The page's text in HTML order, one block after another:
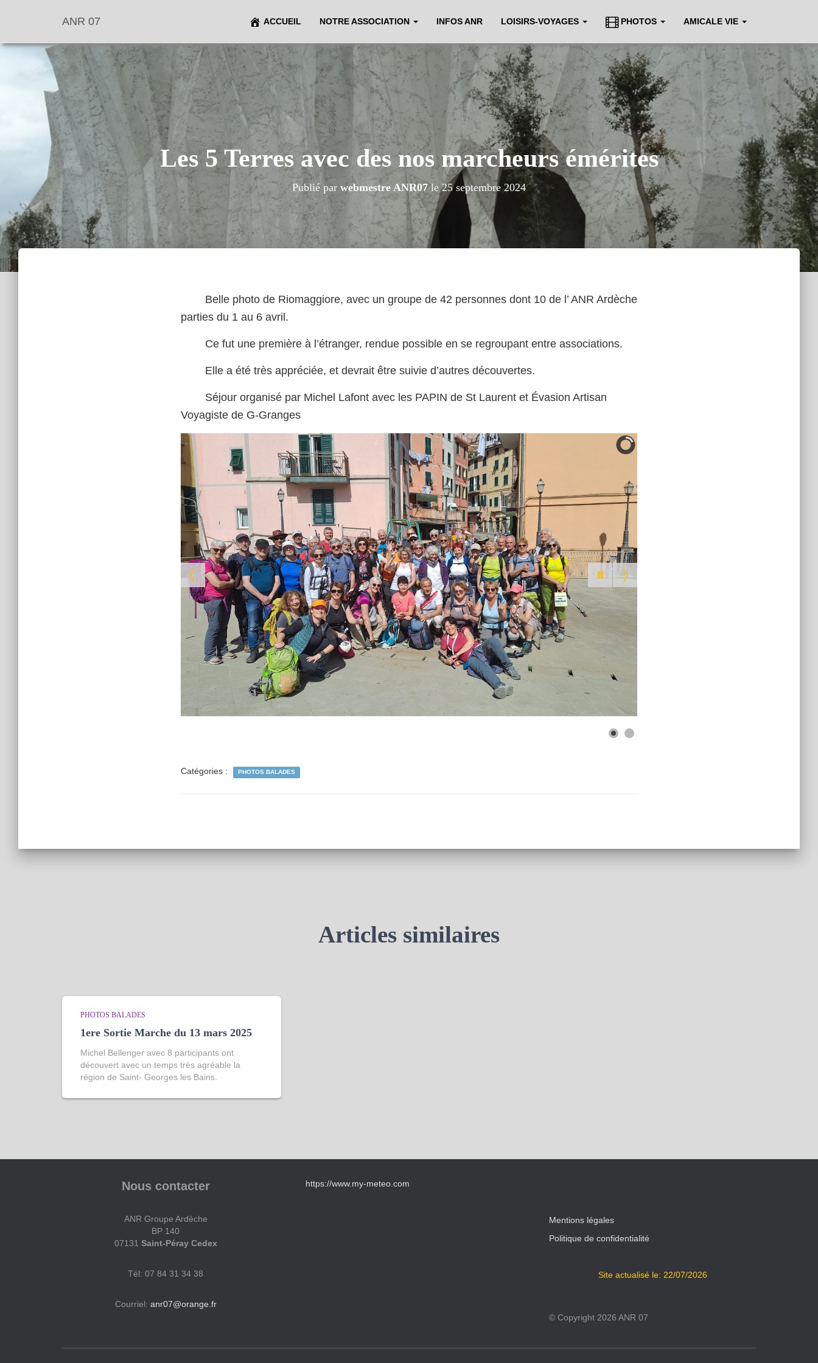
ANR 07 ACCUEIL NOTRE ASSOCIATION INFOS ANR LOISIRS-VOYAGES PHOTOS AMICALE VIE
Les 5 Terres avec des nos marcheurs émérites
Publié par webmestre ANR07 le25 septembre 2024
Belle photo de Riomaggiore, avec un groupe de 42 personnes dont 10 de l’ ANR Ardèche
parties du 1 au 6 avril.
Ce fut une première à l’étranger, rendue possible en se regroupant entre associations.
Elle a été très appréciée, et devrait être suivie d’autres découvertes.
Séjour organisé par Michel Lafont avec les PAPIN de St Laurent et Évasion Artisan
Voyagiste de G-Granges
Catégories : PHOTOS BALADES
Articles similaires
PHOTOS BALADES
1ere Sortie Marche du 13 mars 2025
Michel Bellenger avec 8 participants ont
découvert avec un temps très agréable la
région de Saint- Georges les Bains.
Nous contacter
ANR Groupe Ardèche
BP 140
07131 Saint-Péray Cedex
Tél: 07 84 31 34 38
Courriel: anr07@orange.fr
https://www.my-meteo.com
Mentions légales
Politique de confidentialité
Site actualisé le: 22/07/2026
© Copyright 2026 ANR 07